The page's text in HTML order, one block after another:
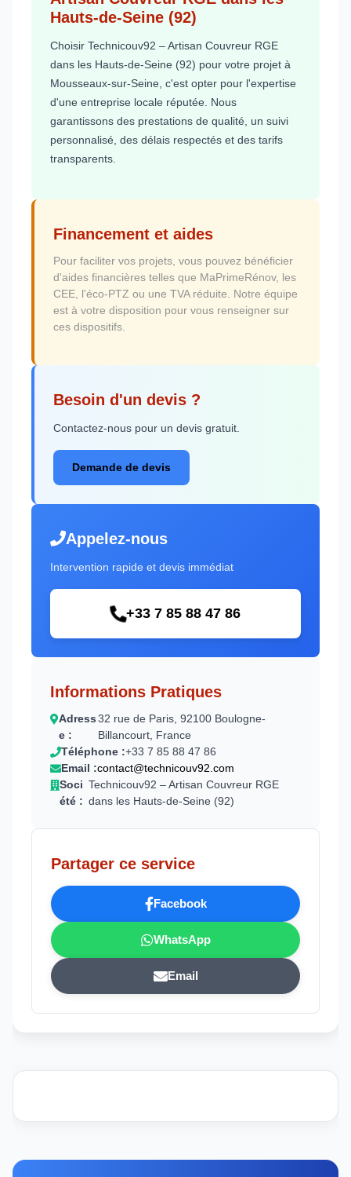
Hauts-de-Seine (92)
Choisir Technicouv92 – Artisan Couvreur RGE
dans les Hauts-de-Seine (92) pour votre projet à
Mousseaux-sur-Seine, c'est opter pour l'expertise
d'une entreprise locale réputée. Nous
garantissons des prestations de qualité, un suivi
personnalisé, des délais respectés et des tarifs
transparents.
Financement et aides
Pour faciliter vos projets, vous pouvez bénéficier
d'aides financières telles que MaPrimeRénov, les
CEE, l'éco-PTZ ou une TVA réduite. Notre équipe
est à votre disposition pour vous renseigner sur
ces dispositifs.
Besoin d'un devis ?
Contactez-nous pour un devis gratuit.
Demande de devis
Appelez-nous
Intervention rapide et devis immédiat
+33 7 85 88 47 86
Informations Pratiques
Adress
e :
32 rue de Paris, 92100 Boulogne-
Billancourt, France
Téléphone :+33 7 85 88 47 86
Email :contact@technicouv92.com
Soci
été :
Technicouv92 – Artisan Couvreur RGE
dans les Hauts-de-Seine (92)
Partager ce service
Facebook
WhatsApp
Email